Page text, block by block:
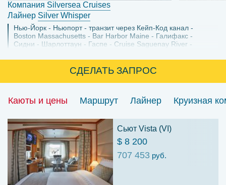
Компания Silversea Cruises
Лайнер Silver Whisper
Нью-Йорк Ньюпорт
транзит через Кейп-Код канал
Boston Massachusetts
Bar Harbor Maine
Галифакс
Сидни
Шарлоттаун Гаспе
Cruise Saguenay River
СДЕЛАТЬ ЗАПРОС
Каюты и цены Маршрут Лайнер Круизная
Сьют Vista (VI)
$ 8 200
707 453 руб.